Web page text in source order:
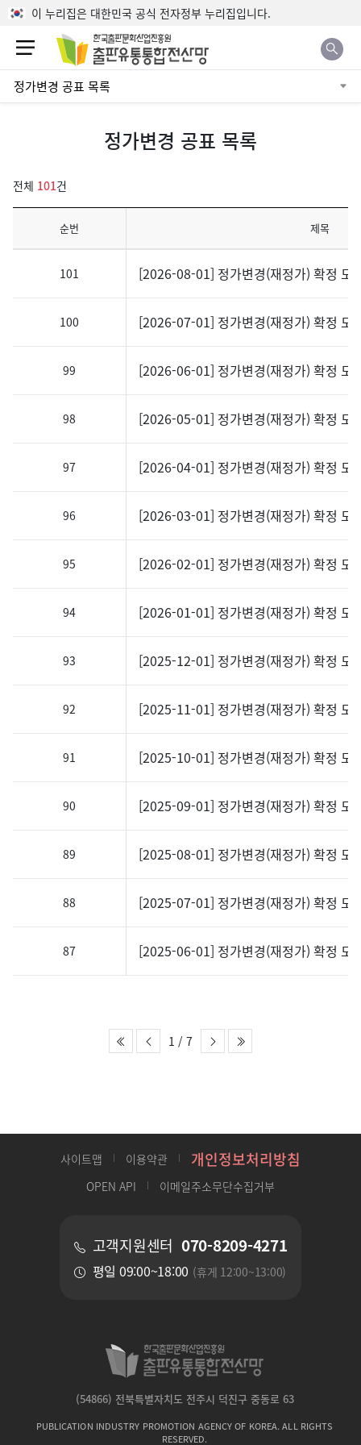
본문으로 바로가기
이 누리집은 대한민국 공식 전자정부 누리집입니다.
정가변경 공표 목록
정가변경 공표 목록
전체 101건
순번 제목
101 [2026-08-01] 정가변경(재정가) 확정 도
100 [2026-07-01] 정가변경(재정가) 확정 도
99 [2026-06-01] 정가변경(재정가) 확정 도
98 [2026-05-01] 정가변경(재정가) 확정 도
97 [2026-04-01] 정가변경(재정가) 확정 도
96 [2026-03-01] 정가변경(재정가) 확정 도
95 [2026-02-01] 정가변경(재정가) 확정 도
94 [2026-01-01] 정가변경(재정가) 확정 도
93 [2025-12-01] 정가변경(재정가) 확정 도
92 [2025-11-01] 정가변경(재정가) 확정 도
91 [2025-10-01] 정가변경(재정가) 확정 도
90 [2025-09-01] 정가변경(재정가) 확정 도
89 [2025-08-01] 정가변경(재정가) 확정 도
88 [2025-07-01] 정가변경(재정가) 확정 도
87 [2025-06-01] 정가변경(재정가) 확정 도
1 / 7
사이트맵 이용약관 개인정보처리방침
OPEN API 이메일주소무단수집거부
고객지원센터 070-8209-4271
평일 09:00~18:00 (휴게 12:00~13:00)
(54866) 전북특별자치도 전주시 덕진구 중동로 63
PUBLICATION INDUSTRY PROMOTION AGENCY OF KOREA. ALL RIGHTS
RESERVED.